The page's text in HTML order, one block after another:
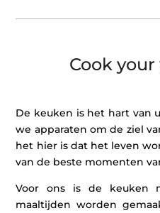
Cook your
De keuken is het hart van
we apparaten om de ziel
het hier is dat het leven
van de beste momenten
Voor ons is de keuken
maaltijden worden